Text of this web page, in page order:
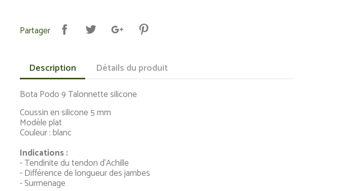
Partager
Description Détails du produit
Bota Podo 9 Talonnette silicone
Coussin en silicone 5 mm
Modèle plat
Couleur : blanc
Indications :
- Tendinite du tendon d’Achille
- Différence de longueur des jambes
- Surmenage